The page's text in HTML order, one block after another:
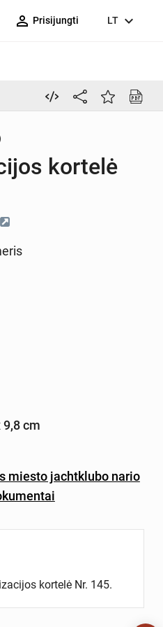
person_outline Prisijungti LT expand_more
kortelė
cm
miesto jachtklubo nario
kortelė Nr. 145.